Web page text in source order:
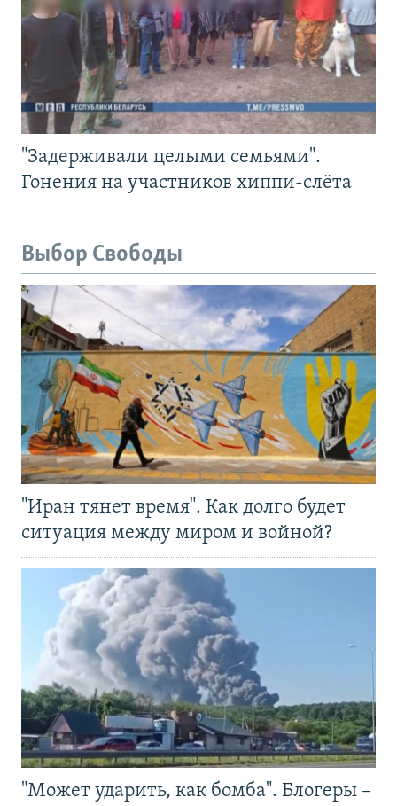
"Задерживали целыми семьями".
Гонения на участников хиппи-слёта
Выбор Свободы
"Иран тянет время". Как долго будет
ситуация между миром и войной?
"Может ударить, как бомба". Блогеры –